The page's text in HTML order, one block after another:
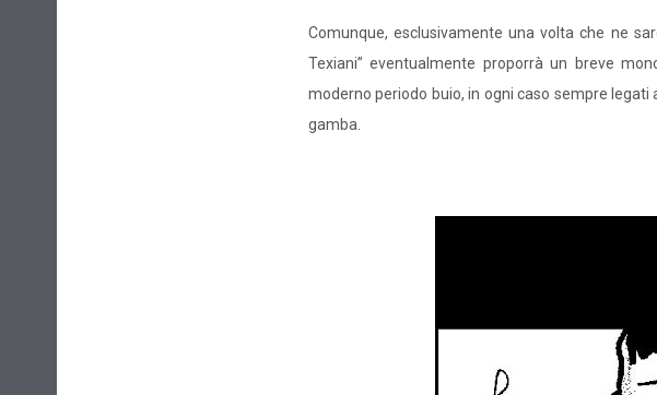
Comunque, esclusivamente una volta che ne
Texiani” eventualmente proporrà un breve
moderno periodo buio, in ogni caso sempre
gamba.